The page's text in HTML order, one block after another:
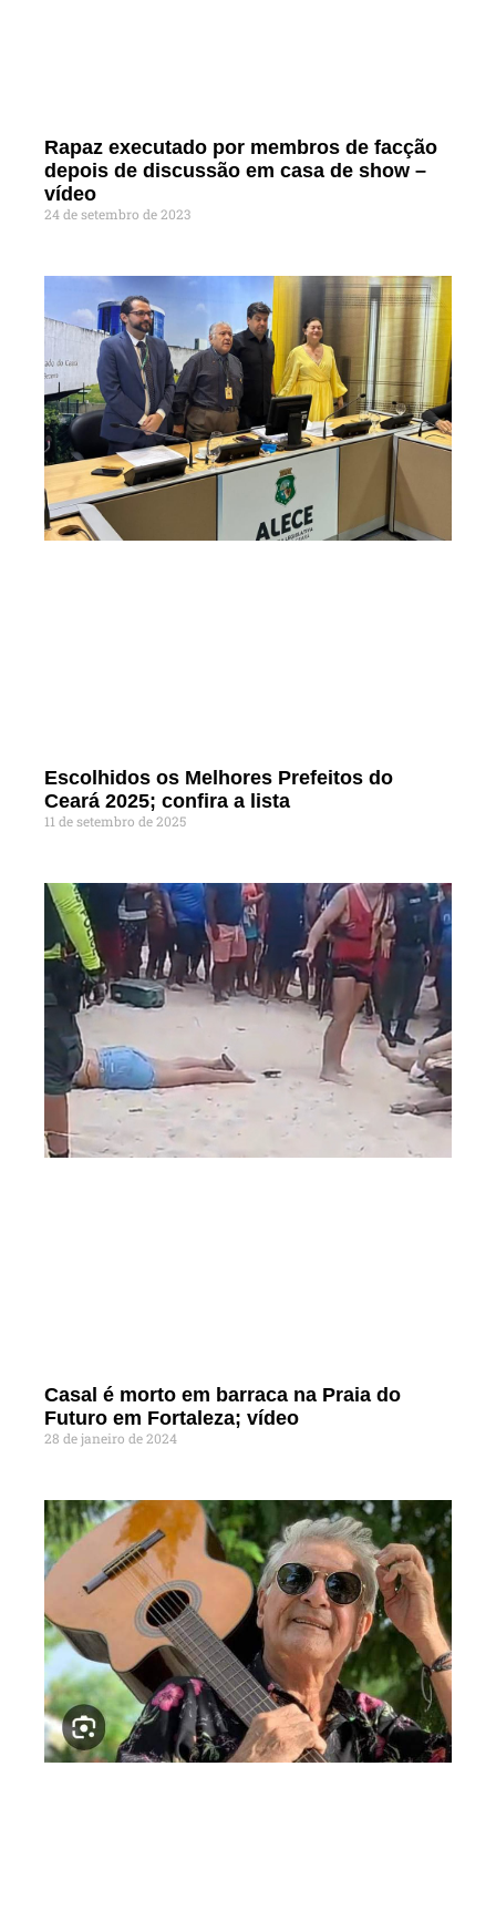
Rapaz executado por membros de facção
depois de discussão em casa de show –
vídeo
24 de setembro de 2023
Escolhidos os Melhores Prefeitos do
Ceará 2025; confira a lista
11 de setembro de 2025
Casal é morto em barraca na Praia do
Futuro em Fortaleza; vídeo
28 de janeiro de 2024